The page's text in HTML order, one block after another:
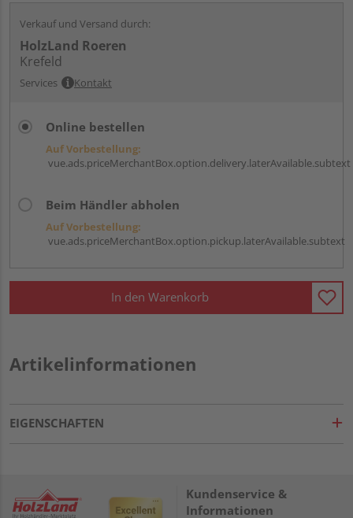
Verkauf und Versand durch:
HolzLand Roeren
Krefeld
Services Kontakt
Online bestellen
Auf Vorbestellung:
vue.ads.priceMerchantBox.option.delivery.laterAvailable.subtext
Beim Händler abholen
Auf Vorbestellung:
vue.ads.priceMerchantBox.option.pickup.laterAvailable.subtext
In den Warenkorb
Artikelinformationen
EIGENSCHAFTEN
Kundenservice &
Informationen